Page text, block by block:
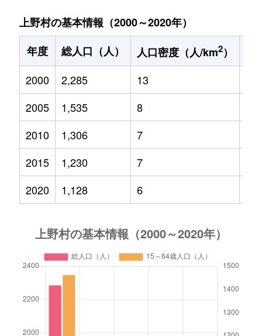
上野村の基本情報（2000～2020年）
年度
総人口（人） 人口密度（人/km2）
2000
2,285 13
2005
1,535 8
2010
1,306 7
2015
1,230 7
2020
1,128 6